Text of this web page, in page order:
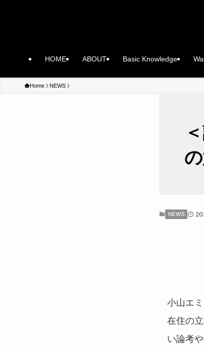
HOME ABOUT Basic Knowledge
Home NEWS
NEWS
小山エ
在住の
い論考